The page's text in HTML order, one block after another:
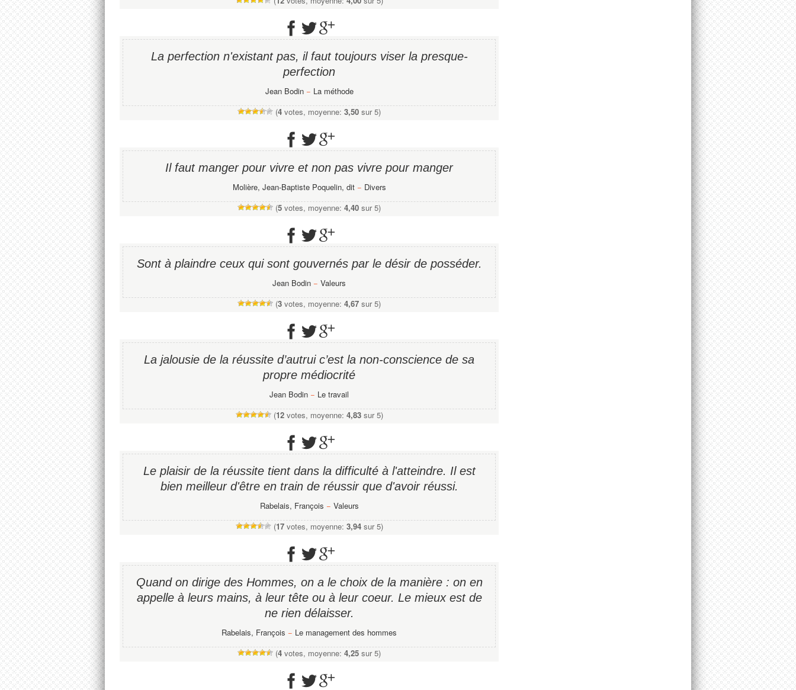
La perfection n'existant pas, il faut toujours viser la presque-
perfection
Jean Bodin− La méthode
(4 votes, moyenne: 3,50 sur 5)
Il faut manger pour vivre et non pas vivre pour manger
Molière, Jean-Baptiste Poquelin, dit− Divers
(5 votes, moyenne: 4,40 sur 5)
Sont à plaindre ceux qui sont gouvernés par le désir de posséder.
Jean Bodin − Valeurs
(3 votes, moyenne: 4,67 sur 5)
La jalousie de la réussite d’autrui c’est la non-conscience de sa
propre médiocrité
Jean Bodin − Le travail
(12votes, moyenne: 4,83sur 5)
Le plaisir de la réussite tient dans la difficulté à l'atteindre. Il est
bien meilleur d'être en train de réussir que d'avoir réussi.
Rabelais, François − Valeurs
(17votes, moyenne: 3,94sur 5)
Quand on dirige des Hommes, on a le choix de la manière : on en
appelle à leurs mains, à leur tête ou à leur coeur. Le mieux est de
ne rien délaisser.
Rabelais, François − Le management des hommes
(4 votes, moyenne: 4,25 sur 5)